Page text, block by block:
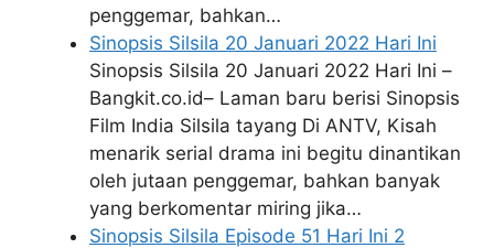
penggemar, bahkan…
Sinopsis Silsila 20 Januari 2022 Hari Ini
Sinopsis Silsila 20 Januari 2022 Hari Ini –
Bangkit.co.id– Laman baru berisi Sinopsis
Film India Silsila tayang Di ANTV, Kisah
menarik serial drama ini begitu dinantikan
oleh jutaan penggemar, bahkan banyak
yang berkomentar miring jika…
Sinopsis Silsila Episode 51 Hari Ini 2